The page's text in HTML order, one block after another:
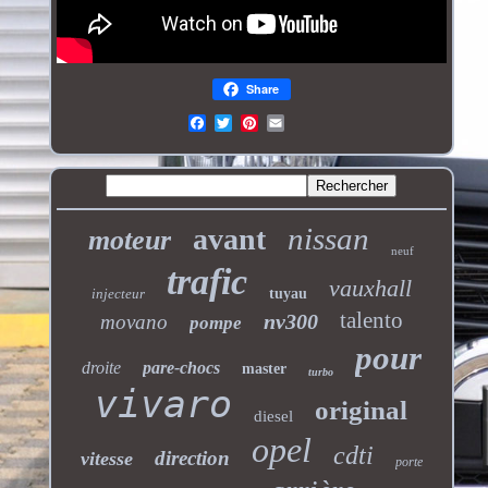
Share
moteur avant nissan neuf
injecteur trafic tuyau vauxhall
movano pompe nv300 talento
droite pare-chocs master turbo pour
vivaro diesel original
vitesse direction opel cdti porte